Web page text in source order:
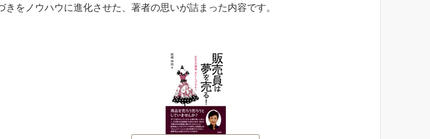
をノウハウに進化させた、著者の思いが詰まった内容です。